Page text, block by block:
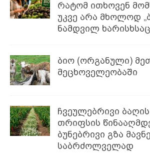
რატომ ითხოვენ
უკვე არა მხოლოდ
ნამდვილ
ბიო (ორგანული)
მეცხოველეობაში
ჩვეულებრივი
თრიფსის
ბუნებრივი გზა
საბრძოლველად